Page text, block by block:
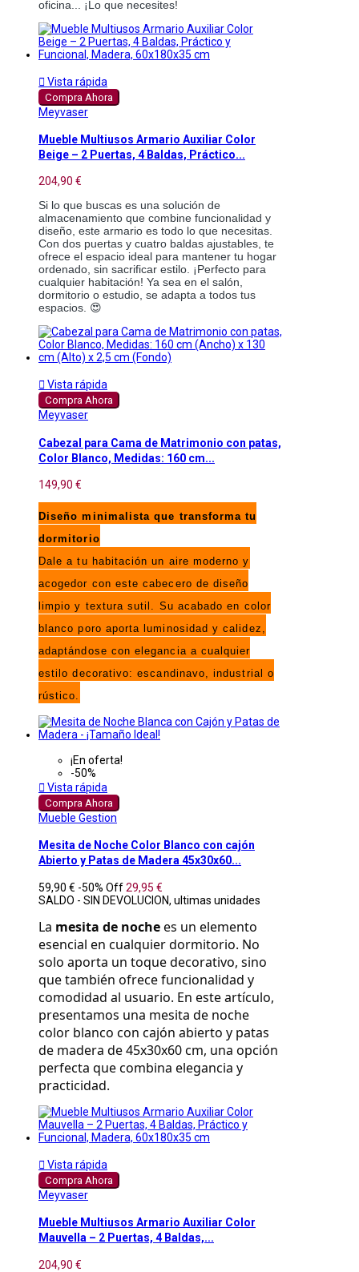
oficina... ¡Lo que necesites!
 Vista rápida
Compra Ahora
Meyvaser
Mueble Multiusos Armario Auxiliar Color
Beige – 2 Puertas, 4 Baldas, Práctico...
204,90 €
Si lo que buscas es una solución de
almacenamiento que combine funcionalidad y
diseño, este armario es todo lo que necesitas.
Con dos puertas y cuatro baldas ajustables, te
ofrece el espacio ideal para mantener tu hogar
ordenado, sin sacrificar estilo. ¡Perfecto para
cualquier habitación! Ya sea en el salón,
dormitorio o estudio, se adapta a todos tus
espacios. 😍
 Vista rápida
Compra Ahora
Meyvaser
Cabezal para Cama de Matrimonio con patas,
Color Blanco, Medidas: 160 cm...
149,90 €
Diseño minimalista que transforma tu
dormitorio
Dale a tu habitación un aire moderno y
acogedor con este cabecero de diseño
limpio y textura sutil. Su acabado en color
blanco poro aporta luminosidad y calidez,
adaptándose con elegancia a cualquier
estilo decorativo: escandinavo, industrial o
rústico.
¡En oferta!
-50%
 Vista rápida
Compra Ahora
Mueble Gestion
Mesita de Noche Color Blanco con cajón
Abierto y Patas de Madera 45x30x60...
59,90 € -50% Off29,95 €
SALDO - SIN DEVOLUCION, ultimas unidades
La mesita de noche es un elemento
esencial en cualquier dormitorio. No
solo aporta un toque decorativo, sino
que también ofrece funcionalidad y
comodidad al usuario. En este artículo,
presentamos una mesita de noche
color blanco con cajón abierto y patas
de madera de 45x30x60 cm, una opción
perfecta que combina elegancia y
practicidad.
 Vista rápida
Compra Ahora
Meyvaser
Mueble Multiusos Armario Auxiliar Color
Mauvella – 2 Puertas, 4 Baldas,...
204,90 €